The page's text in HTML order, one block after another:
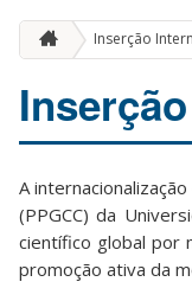
Inserção
A
(PPGCC) da
científico global por
promoção ativa da